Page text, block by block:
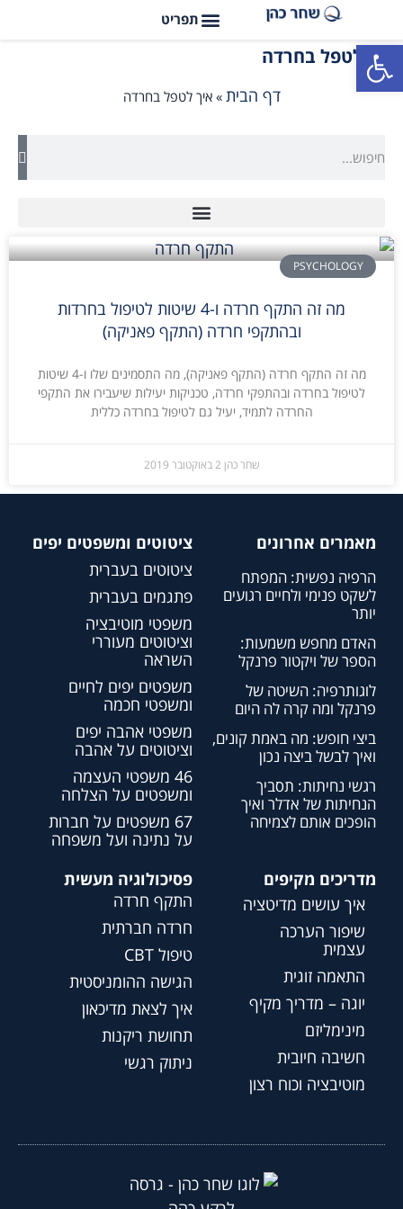
פתח סרגל נגישות
איך לטפל בחרדה
דף הבית »איך לטפל בחרדה
PSYCHOLOGY
מה זה התקף חרדה ו-4 שיטות לטיפול בחרדות
ובהתקפי חרדה (התקף פאניקה)
מה זה התקף חרדה (התקף פאניקה), מה התסמינים שלו ו-4 שיטות
לטיפול בחרדה ובהתפקי חרדה, טכניקות יעילות שיעבירו את התקפי
החרדה לתמיד, יעיל גם לטיפול בחרדה כללית
שחר כהן 2 באוקטובר 2019
מאמרים אחרונים
הרפיה נפשית: המפתח
לשקט פנימי ולחיים רגועים
יותר
האדם מחפש משמעות:
הספר של ויקטור פרנקל
לוגותרפיה: השיטה של
פרנקל ומה קרה לה היום
ביצי חופש: מה באמת קונים,
ואיך לבשל ביצה נכון
רגשי נחיתות: תסביך
הנחיתות של אדלר ואיך
הופכים אותם לצמיחה
ציטוטים ומשפטים יפים
ציטוטים בעברית
פתגמים בעברית
משפטי מוטיבציה
וציטוטים מעוררי
השראה
משפטים יפים לחיים
ומשפטי חכמה
משפטי אהבה יפים
וציטוטים על אהבה
46 משפטי העצמה
ומשפטים על הצלחה
67 משפטים על חברות
על נתינה ועל משפחה
מדריכים מקיפים
איך עושים מדיטציה
שיפור הערכה
עצמית
התאמה זוגית
יוגה – מדריך מקיף
מינימליזם
חשיבה חיובית
מוטיבציה וכוח רצון
פסיכולוגיה מעשית
התקף חרדה
חרדה חברתית
טיפול CBT
הגישה ההומניסטית
איך לצאת מדיכאון
תחושת ריקנות
ניתוק רגשי